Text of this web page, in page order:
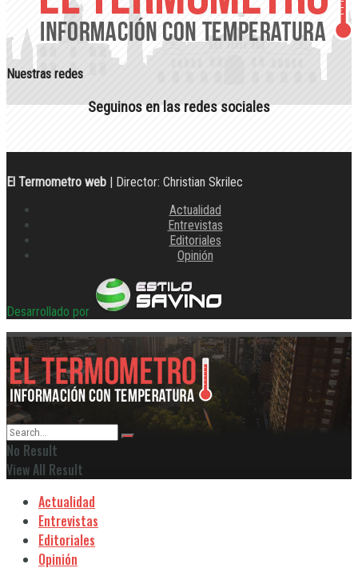
Nuestras redes
Seguinos en las redes sociales
El Termometro web | Director: Christian Skrilec
Actualidad
Entrevistas
Editoriales
Opinión
Desarrollado por
No Result
View All Result
Actualidad
Entrevistas
Editoriales
Opinión